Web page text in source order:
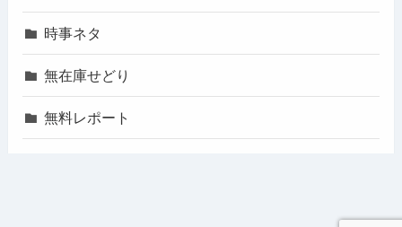
時事ネタ
無在庫せどり
無料レポート